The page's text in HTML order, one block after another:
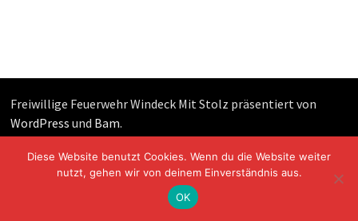
Freiwillige Feuerwehr Windeck Mit Stolz präsentiert von
WordPress und Bam.
Diese Website benutzt Cookies. Wenn du die Website weiter
nutzt, gehen wir von deinem Einverständnis aus.
OK